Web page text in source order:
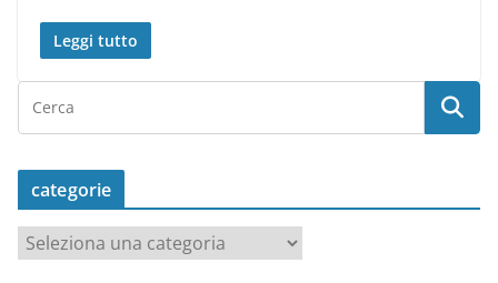
Leggi tutto
categorie
a